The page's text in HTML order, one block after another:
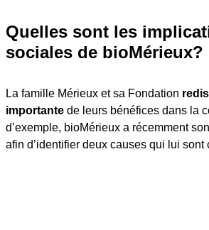
Quelles sont les
sociales de bioMérieux?
La famille Mérieux et sa Fondation
importante de leurs bénéfices dans la
d’exemple, bioMérieux a récemment
afin d’identifier deux causes qui lui sont